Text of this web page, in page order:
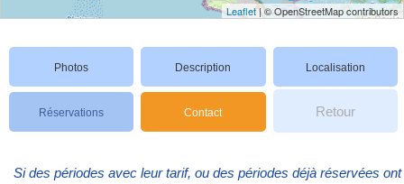
Leaflet| © OpenStreetMap contributors
Photos Description Localisation
Réservations Contact Retour
Si des périodes avec leur tarif, ou des périodes déjà réservées ont